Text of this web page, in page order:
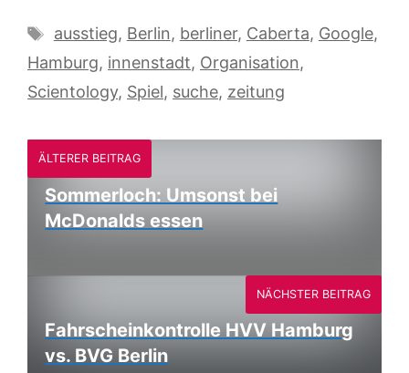
Schlagwörter
ausstieg, Berlin, berliner, Caberta, Google,
Hamburg, innenstadt, Organisation,
Scientology, Spiel, suche, zeitung
ÄLTERER BEITRAG
Sommerloch: Umsonst bei
McDonalds essen
Fahrscheinkontrolle HVV Hamburg
vs. BVG Berlin
NÄCHSTER BEITRAG